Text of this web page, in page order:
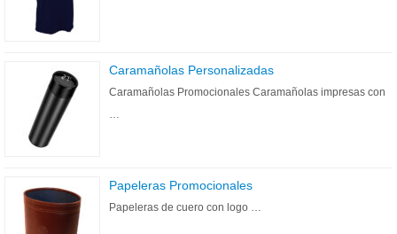
Caramañolas Personalizadas
Caramañolas Promocionales Caramañolas impresas con
…
Papeleras Promocionales
Papeleras de cuero con logo …